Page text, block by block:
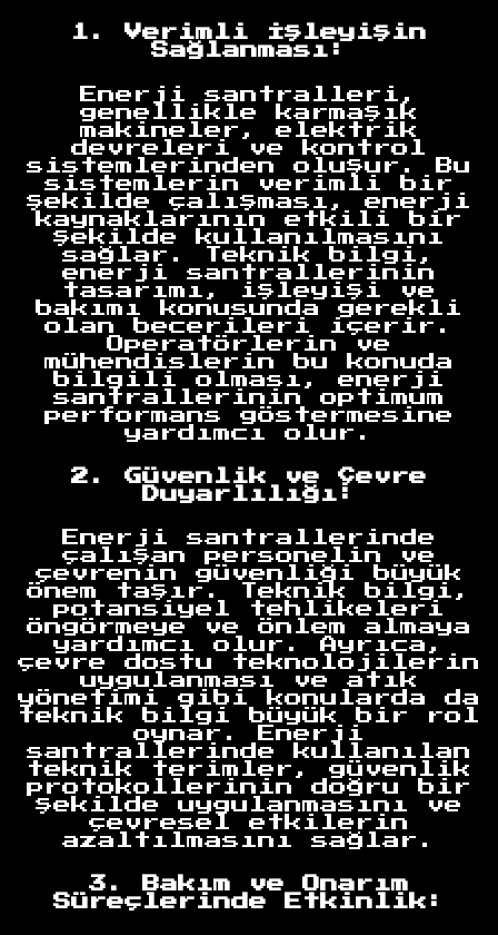
1. Verimli İşleyişin
Sağlanması:
Enerji santralleri,
genellikle karmaşık
makineler, elektrik
devreleri ve kontrol
sistemlerinden oluşur. Bu
sistemlerin verimli bir
şekilde çalışması, enerji
kaynaklarının etkili bir
şekilde kullanılmasını
sağlar. Teknik bilgi,
enerji santrallerinin
tasarımı, işleyişi ve
bakımı konusunda gerekli
olan becerileri içerir.
Operatörlerin ve
mühendislerin bu konuda
bilgili olması, enerji
santrallerinin optimum
performans göstermesine
yardımcı olur.
2. Güvenlik ve Çevre
Duyarlılığı:
Enerji santrallerinde
çalışan personelin ve
çevrenin güvenliği büyük
önem taşır. Teknik bilgi,
potansiyel tehlikeleri
öngörmeye ve önlem almaya
yardımcı olur. Ayrıca,
çevre dostu teknolojilerin
uygulanması ve atık
yönetimi gibi konularda da
teknik bilgi büyük bir rol
oynar. Enerji
santrallerinde kullanılan
teknik terimler, güvenlik
protokollerinin doğru bir
şekilde uygulanmasını ve
çevresel etkilerin
azaltılmasını sağlar.
3. Bakım ve Onarım
Süreçlerinde Etkinlik: